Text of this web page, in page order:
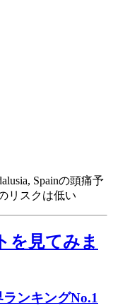
Spainの頭痛予
リスクは低い
を見てみま
ンキングNo.1